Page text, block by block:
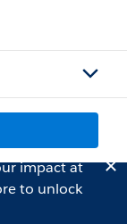
impact at
to unlock